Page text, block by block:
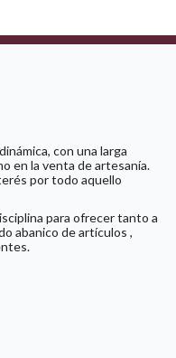
con una larga
en la venta de artesanía.
por todo aquello
para ofrecer tanto a
abanico de artículos ,